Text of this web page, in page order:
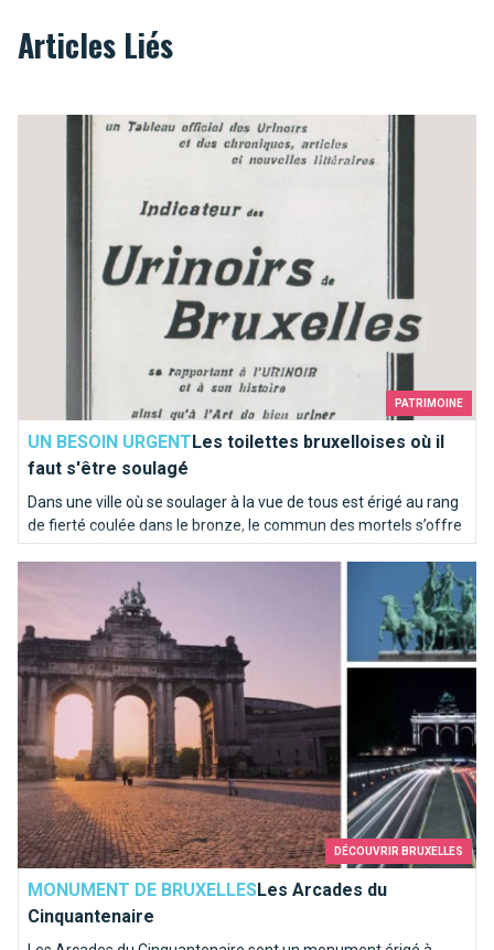
Articles Liés
PATRIMOINE
UN BESOIN URGENT Les toilettes bruxelloises où il
faut s'être soulagé
Dans une ville où se soulager à la vue de tous est érigé au rang
de fierté coulée dans le bronze, le commun des mortels s’offre
de temps à autre une pause sanitaire qui sort de l’ordinaire.
Les toilettes bruxelloises où il faut s'être soulagé
DÉCOUVRIR BRUXELLES
MONUMENT DE BRUXELLESLes Arcades du
Cinquantenaire